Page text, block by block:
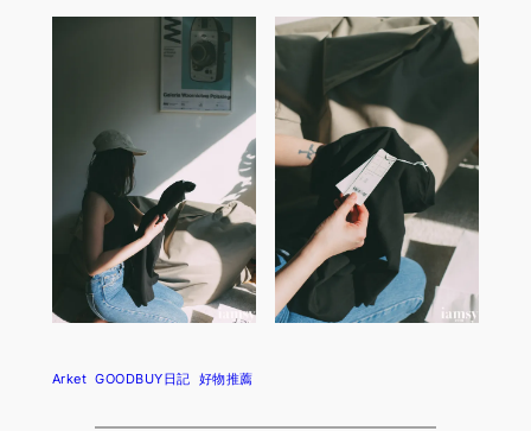
Arket GOODBUY日記 好物推薦